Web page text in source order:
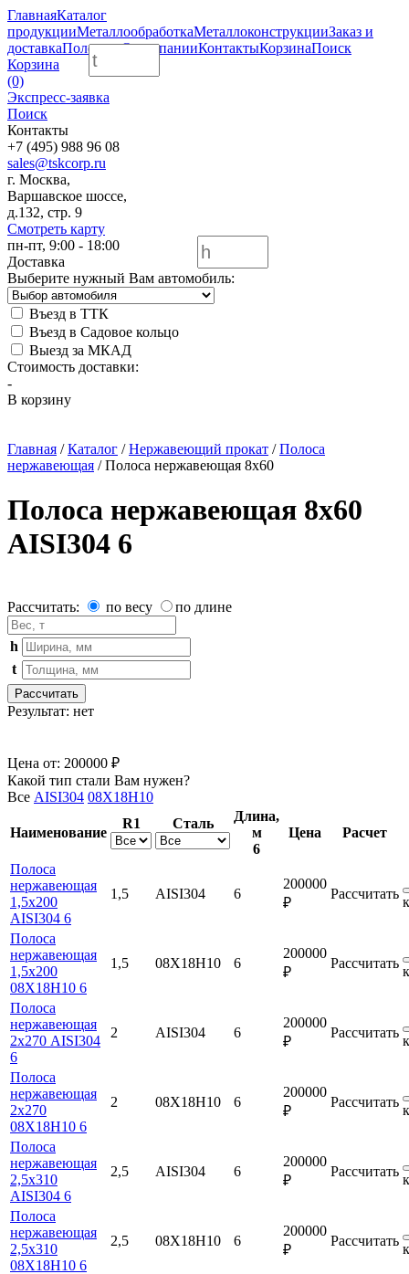
ГлавнаяКаталог
продукцииМеталлообработкаМеталлоконструкцииЗаказ и
доставкаПолезноеО компанииКонтактыКорзинаПоиск
Корзина
(0)
Экспресс-заявка
Поиск
Контакты
+7 (495) 988 96 08
sales@tskcorp.ru
г. Москва,
Варшавское шоссе,
д.132, стр. 9
Смотреть карту
пн-пт, 9:00 - 18:00
Доставка
Выберите нужный Вам автомобиль:
Въезд в ТТК
Въезд в Садовое кольцо
Выезд за МКАД
Стоимость доставки:
-
В корзину
Главная /Каталог /Нержавеющий прокат /Полоса
нержавеющая /Полоса нержавеющая 8х60
Полоса нержавеющая 8х60
AISI304 6
Рассчитать: по весу по длине
h
t
Рассчитать
Результат: нет
Цена от: 200000 ₽
Какой тип стали Вам нужен?
Все AISI304 08Х18Н10
Наименование
R1 Сталь
Длина,
м
6
Цена Расчет
Полоса
нержавеющая
1,5х200
AISI304 6
1,5 AISI304 6
200000
₽
Рассчитать
Полоса
нержавеющая
1,5х200
08Х18Н10 6
1,5 08Х18Н10 6
200000
₽
Рассчитать
Полоса
нержавеющая
2х270 AISI304
6
2 AISI304 6
200000
₽
Рассчитать
Полоса
нержавеющая
2х270
08Х18Н10 6
2 08Х18Н10 6
200000
₽
Рассчитать
Полоса
нержавеющая
2,5х310
AISI304 6
2,5 AISI304 6
200000
₽
Рассчитать
Полоса
нержавеющая
2,5х310
08Х18Н10 6
2,5 08Х18Н10 6
200000
₽
Рассчитать